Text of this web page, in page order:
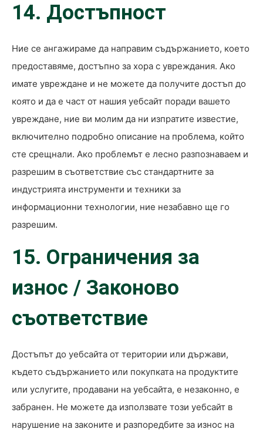
14. Достъпност
Ние се ангажираме да направим съдържанието, което
предоставяме, достъпно за хора с увреждания. Ако
имате увреждане и не можете да получите достъп до
която и да е част от нашия уебсайт поради вашето
увреждане, ние ви молим да ни изпратите известие,
включително подробно описание на проблема, който
сте срещнали. Ако проблемът е лесно разпознаваем и
разрешим в съответствие със стандартните за
индустрията инструменти и техники за
информационни технологии, ние незабавно ще го
разрешим.
15. Ограничения за
износ / Законово
съответствие
Достъпът до уебсайта от територии или държави,
където съдържанието или покупката на продуктите
или услугите, продавани на уебсайта, е незаконно, е
забранен. Не можете да използвате този уебсайт в
нарушение на законите и разпоредбите за износ на